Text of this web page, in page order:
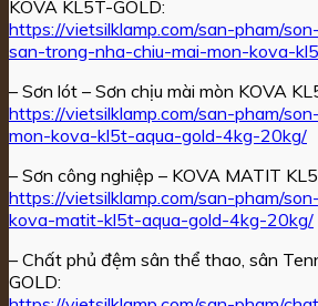
KOVA KL5T-GOLD:
https://vietsilklamp.com/san-pham/
san-trong-nha-chiu-mai-mon-kova-
– Sơn lót – Sơn chịu mài mòn KOVA
https://vietsilklamp.com/san-pham/
mon-kova-kl5t-aqua-gold-4kg-20kg/
– Sơn công nghiệp – KOVA MATIT
https://vietsilklamp.com/san-pham/
kova-matit-kl5t-aqua-gold-4kg-20kg/
– Chất phủ đệm sân thể thao, sân
GOLD: